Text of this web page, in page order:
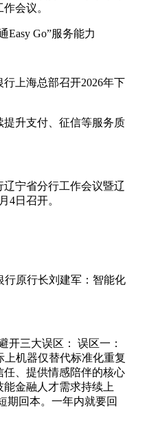
会议。
Easy Go”服务能力
行上海总部召开2026年下
升支付、征信等服务质
辽宁省分行工作会议暨辽
4日召开。
原行长刘建军：智能化
开三大误区： 误区一：
机器仅替代标准化重复
、提供情感陪伴的核心
金融人才需求持续上
期回本。一年内就要回